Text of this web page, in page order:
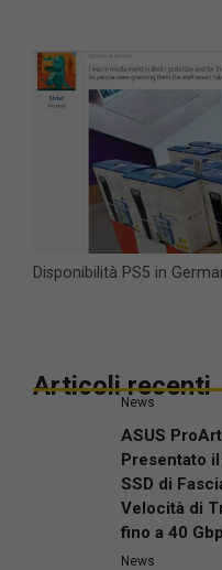
Disponibilità PS5 in
Articoli recenti
News
ASUS
Presentato
SSD di
Velocità di
fino a 40
News